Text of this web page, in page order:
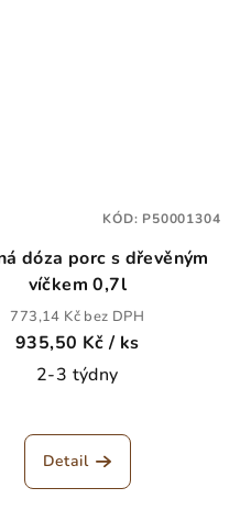
dóza porc s dřevěným
víčkem 0,7l
773,14 Kč bez DPH
935,50 Kč / ks
2-3 týdny
Detail
KÓD: P50001304